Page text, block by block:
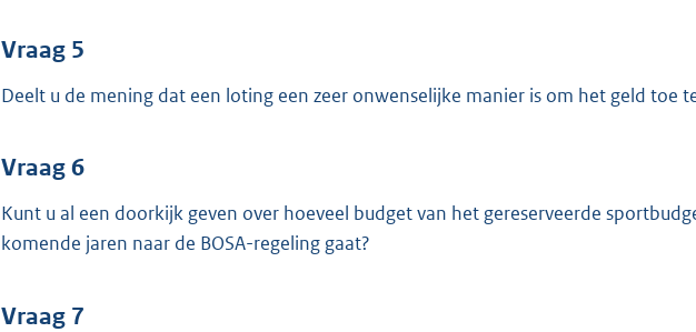
Vraag 5
Deelt u de mening dat een loting een zeer onwenselijke manier is om het geld toe
Vraag 6
Kunt u al een doorkijk geven over hoeveel budget van het gereserveerde
komende jaren naar de BOSA-regeling gaat?
Vraag 7